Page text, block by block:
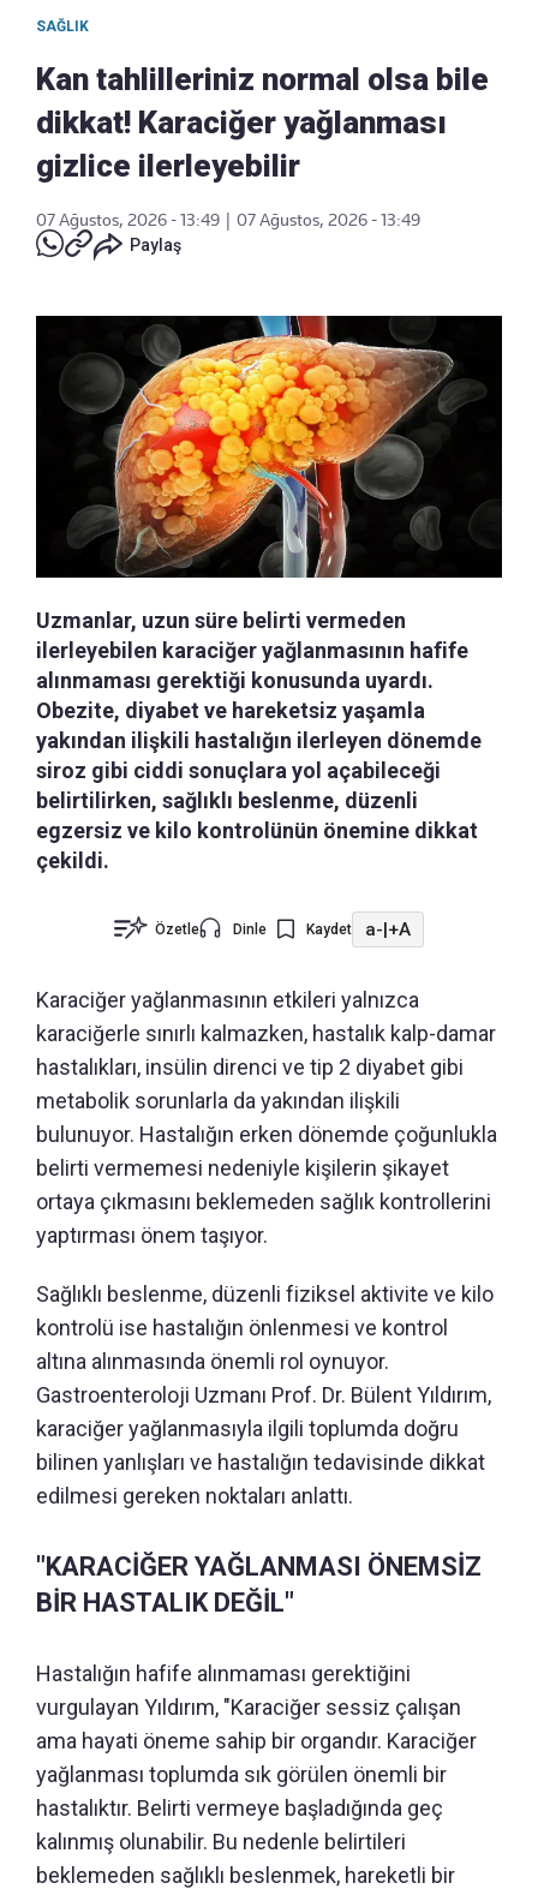
SAĞLIK
Kan tahlilleriniz normal olsa bile
dikkat! Karaciğer yağlanması
gizlice ilerleyebilir
07 Ağustos, 2026 - 13:49
07 Ağustos, 2026 - 13:49
Paylaş
Uzmanlar, uzun süre belirti vermeden
ilerleyebilen karaciğer yağlanmasının hafife
alınmaması gerektiği konusunda uyardı.
Obezite, diyabet ve hareketsiz yaşamla
yakından ilişkili hastalığın ilerleyen dönemde
siroz gibi ciddi sonuçlara yol açabileceği
belirtilirken, sağlıklı beslenme, düzenli
egzersiz ve kilo kontrolünün önemine dikkat
çekildi.
Özetle Dinle Kaydet a-|+A
Karaciğer yağlanmasının etkileri yalnızca
karaciğerle sınırlı kalmazken, hastalık kalp-damar
hastalıkları, insülin direnci ve tip 2 diyabet gibi
metabolik sorunlarla da yakından ilişkili
bulunuyor. Hastalığın erken dönemde çoğunlukla
belirti vermemesi nedeniyle kişilerin şikayet
ortaya çıkmasını beklemeden sağlık kontrollerini
yaptırması önem taşıyor.
Sağlıklı beslenme, düzenli fiziksel aktivite ve kilo
kontrolü ise hastalığın önlenmesi ve kontrol
altına alınmasında önemli rol oynuyor.
Gastroenteroloji Uzmanı Prof. Dr. Bülent Yıldırım,
karaciğer yağlanmasıyla ilgili toplumda doğru
bilinen yanlışları ve hastalığın tedavisinde dikkat
edilmesi gereken noktaları anlattı.
"KARACİĞER YAĞLANMASI ÖNEMSİZ
BİR HASTALIK DEĞİL"
Hastalığın hafife alınmaması gerektiğini
vurgulayan Yıldırım, "Karaciğer sessiz çalışan
ama hayati öneme sahip bir organdır. Karaciğer
yağlanması toplumda sık görülen önemli bir
hastalıktır. Belirti vermeye başladığında geç
kalınmış olunabilir. Bu nedenle belirtileri
beklemeden sağlıklı beslenmek, hareketli bir